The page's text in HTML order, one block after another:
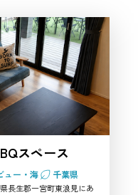
スペース
ュー・海 千葉県
長生郡一宮町東浪見にあ